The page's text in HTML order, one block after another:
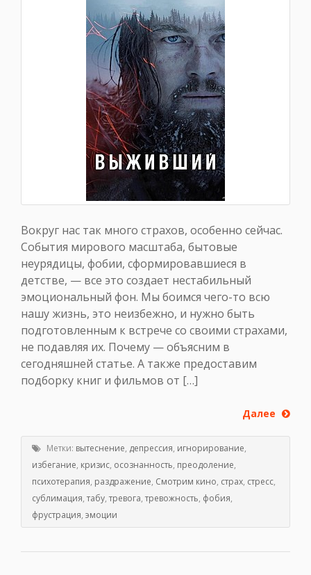
Вокруг нас так много страхов, особенно сейчас.
События мирового масштаба, бытовые
неурядицы, фобии, сформировавшиеся в
детстве, — все это создает нестабильный
эмоциональный фон. Мы боимся чего-то всю
нашу жизнь, это неизбежно, и нужно быть
подготовленным к встрече со своими страхами,
не подавляя их. Почему — объясним в
сегодняшней статье. А также предоставим
подборку книг и фильмов от […]
Далее
Метки: вытеснение, депрессия, игнорирование,
избегание, кризис, осознанность, преодоление,
психотерапия, раздражение, Смотрим кино, страх, стресс,
сублимация,табу,тревога,тревожность, фобия,
фрустрация, эмоции